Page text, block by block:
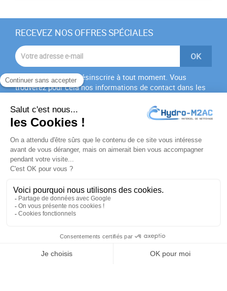
RECEVEZ NOS OFFRES SPÉCIALES
Vous pouvez vous désinscrire à tout moment. Vous
trouverez pour cela nos informations de contact dans les
J'accepte lesconditions générales
politique de
confidentialité
PRODUITS
NOTRE SOCIÉTÉ
VOTRE COMPTE